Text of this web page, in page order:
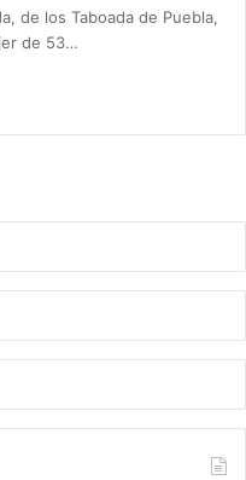
de los Taboada de Puebla,
de 53…